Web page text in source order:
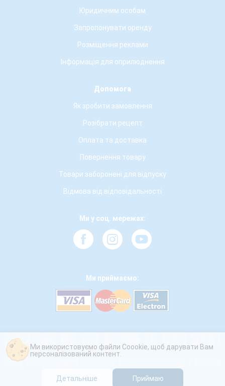
Юридичним особам
Запропонувати оренду
Розміщення реклами
Інформація для оприлюднення
Допомога
Як зробити замовлення
Розібрати рецепт
Оплата та доставка
Повернення товару
Товари заборонені для відпуску
Відмова від відповідальності
Ми у соц. мережах:
Ми приймаємо:
Ми використовуємо файли Coookie, щоб дарувати Вам
персоналізований контент.
Детальніше Приймаю